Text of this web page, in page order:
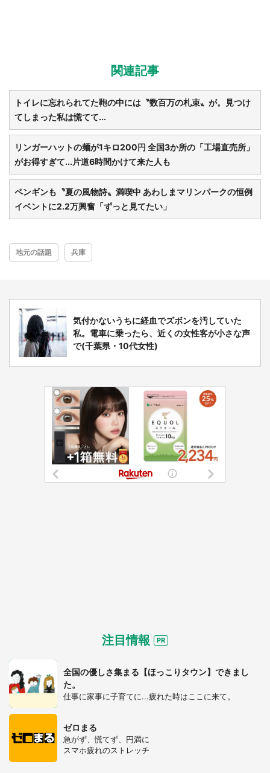
関連記事
トイレに忘れられてた鞄の中には〝数百万の札束〟が。見つけ
てしまった私は慌てて...
リンガーハットの麺が1キロ200円 全国3か所の「工場直売所」
がお得すぎて...片道6時間かけて来た人も
ペンギンも〝夏の風物詩〟満喫中 あわしまマリンパークの恒例
イベントに2.2万興奮「ずっと見てたい」
地元の話題 兵庫
気付かないうちに経血でズボンを汚していた
私。電車に乗ったら、近くの女性客が小さな声
で(千葉県・10代女性)
注目情報
全国の優しさ集まる【ほっこりタウン】できまし
た。
仕事に家事に子育てに...疲れた時はここに来て。
ゼロまる
急がず、慌てず、円満に
スマホ疲れのストレッチ